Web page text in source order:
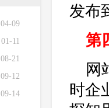
04-09
01-11
08-21
09-12
09-14
发布
第
网
时企